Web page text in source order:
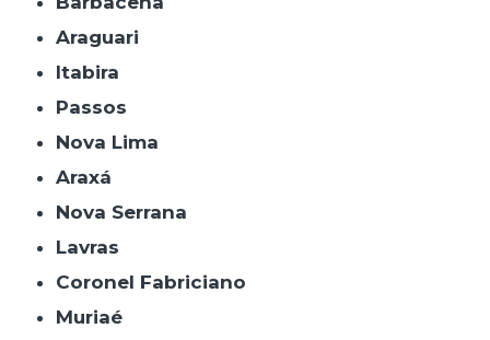
Araguari
Itabira
Passos
Nova Lima
Araxá
Nova Serrana
Lavras
Coronel Fabriciano
Muriaé